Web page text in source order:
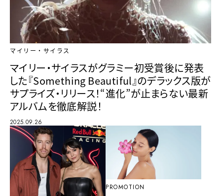
マイリー・サイラス
マイリー・サイラスがグラミー初受賞後に発表
した『Something Beautiful』のデラックス版が
サプライズ・リリース！“進化”が止まらない最新
アルバムを徹底解説！
2025.09.26
PROMOTION